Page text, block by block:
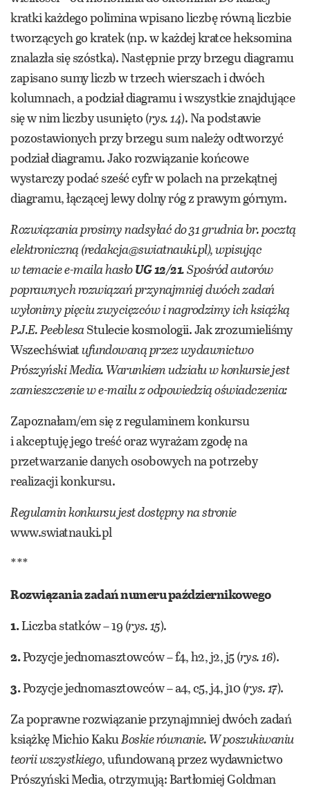
kratki każdego polimina wpisano liczbę równą liczbie
tworzących go kratek (np. w każdej kratce heksomina
znalazła się szóstka). Następnie przy brzegu diagramu
zapisano sumy liczb w trzech wierszach i dwóch
kolumnach, a podział diagramu i wszystkie znajdujące
się w nim liczby usunięto (rys. 14). Na podstawie
pozostawionych przy brzegu sum należy odtworzyć
podział diagramu. Jako rozwiązanie końcowe
wystarczy podać sześć cyfr w polach na przekątnej
diagramu, łączącej lewy dolny róg z prawym górnym.
Rozwiązania prosimy nadsyłać do 31 grudnia br. pocztą
elektroniczną (redakcja@swiatnauki.pl), wpisując
w temacie e-maila hasłoUG 12/21. Spośród autorów
poprawnych rozwiązań przynajmniej dwóch zadań
wyłonimy pięciu zwycięzców i nagrodzimy ich książką
P.J.E. PeeblesaStulecie kosmologii. Jak zrozumieliśmy
Wszechświatufundowaną przez wydawnictwo
Prószyński Media. Warunkiem udziału w konkursie jest
zamieszczenie w e-mailu z odpowiedzią oświadczenia:
Zapoznałam/em się z regulaminem konkursu
i akceptuję jego treść oraz wyrażam zgodę na
przetwarzanie danych osobowych na potrzeby
realizacji konkursu.
Regulamin konkursu jest dostępny na stronie
www.swiatnauki.pl
***
Rozwiązania zadań numeru październikowego
1.Liczba statków – 19 (rys. 15).
2.Pozycje jednomasztowców – f4, h2, j2, j5 (rys. 16).
3.Pozycje jednomasztowców – a4, c5, j4, j10 (rys. 17).
Za poprawne rozwiązanie przynajmniej dwóch zadań
książkę Michio KakuBoskie równanie. W poszukiwaniu
teorii wszystkiego, ufundowaną przez wydawnictwo
Prószyński Media, otrzymują: Bartłomiej Goldman